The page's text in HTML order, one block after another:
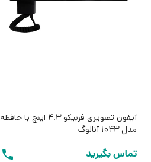
آیفون تصویری فربیکو 4.3 اینچ با حافظه
مدل 1043 آنالوگ
تماس بگیرید